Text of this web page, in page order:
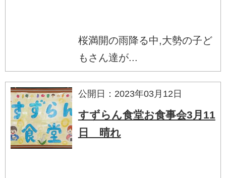
桜満開の雨降る中,大勢の子ど
もさん達が...
公開日：2023年03月12日
すずらん食堂お食事会3月11
日 晴れ